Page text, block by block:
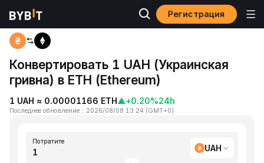
Регистрация
Главная
Конвертировать 1 UAH (Украинская
гривна) в ETH (Ethereum)
1 UAH ≈ 0.00001166 ETH▲+0.20%24h
Последнее обновление ： 2026/08/08 13:24 (GMT+0)
Потратите
UAH